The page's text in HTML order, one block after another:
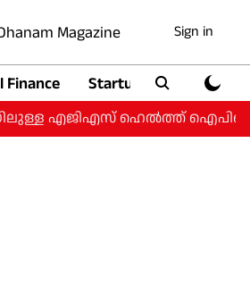
Magazine Sign in
Finance Startup
എജിഎസ് ഹെൽത്ത് ഐപിഒയ്ക്ക്;